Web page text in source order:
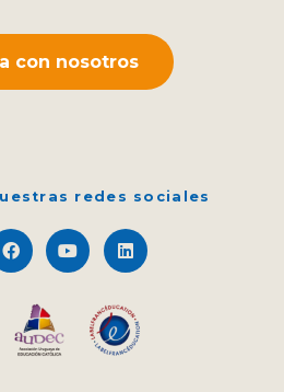
con nosotros
redes sociales